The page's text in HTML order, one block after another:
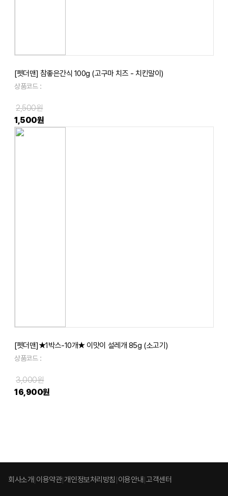
[펫더맨] 참좋은간식 100g (고구마 치즈 - 치킨말이)
상품코드 :
2,500원
1,500원
[펫더맨]★1박스-10개★ 이맛이 설레개 85g (소고기)
상품코드 :
3,000원
16,900원
회사소개 이용약관 개인정보처리방침 이용안내 고객센터